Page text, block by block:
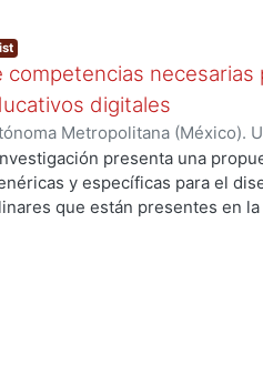
competencias necesarias
digitales
Metropolitana (México).
,2011-07) Cuéllar
presenta una
y específicas para el
que están presentes en